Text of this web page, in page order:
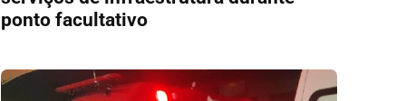
ponto facultativo